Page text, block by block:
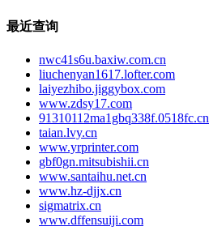
最近查询
nwc41s6u.baxiw.com.cn
liuchenyan1617.lofter.com
laiyezhibo.jiggybox.com
www.zdsy17.com
91310112ma1gbq338f.0518fc.cn
taian.lvy.cn
www.yrprinter.com
gbf0gn.mitsubishii.cn
www.santaihu.net.cn
www.hz-djjx.cn
sigmatrix.cn
www.dffensuiji.com